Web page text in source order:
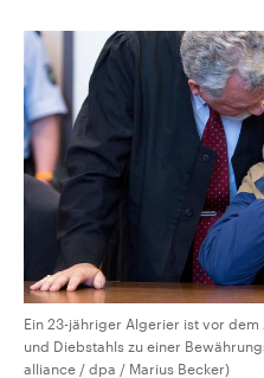
Ein 23-jähriger Algerier ist vor
und Diebstahls zu einer
alliance / dpa / Marius Becker)